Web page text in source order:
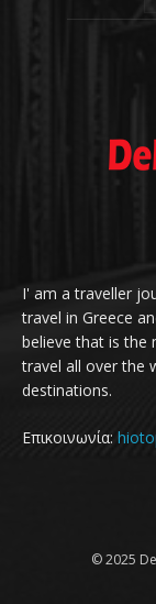
I' am a traveller
travel in Greece
believe that is the
travel all over the
destinations.
Επικοινωνία:
© 2025